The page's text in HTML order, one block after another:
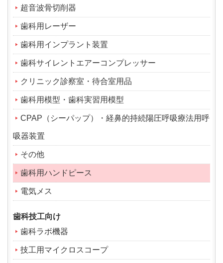
超音波骨切削器
歯科用レーザー
歯科用インプラント装置
歯科サイレントエアーコンプレッサー
クリニック診察室・待合室用品
歯科用模型・歯科実習用模型
CPAP（シーパップ）・経鼻的持続陽圧呼吸療法用呼
吸器装置
その他
歯科用ハンドピース
電気メス
歯科技工向け
歯科ラボ機器
技工用マイクロスコープ